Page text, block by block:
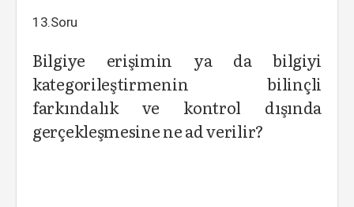
13.Soru
Bilgiye erişimin ya da bilgiyi
kategorileştirmenin bilinçli
farkındalık ve kontrol dışında
gerçekleşmesine ne ad verilir?